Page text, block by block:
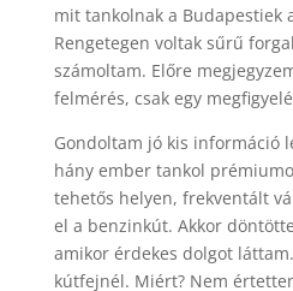
mit tankolnak a Budapestiek
Rengetegen voltak sűrű
számoltam. Előre
felmérés, csak egy
Gondoltam jó kis információ
hány ember tankol
tehetős helyen, frekventált
el a benzinkút. Akkor
amikor érdekes dolgot
kútfejnél. Miért? Nem